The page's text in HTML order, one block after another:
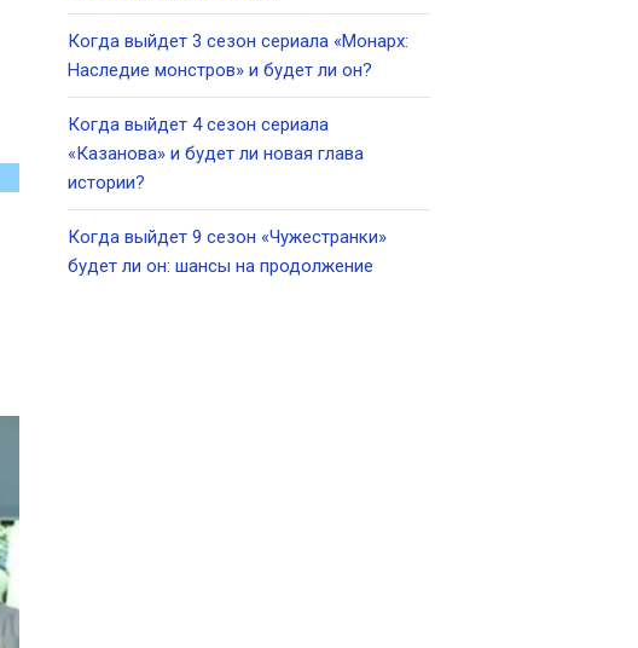
Когда выйдет 3 сезон сериала «Монарх:
Наследие монстров» и будет ли он?
Когда выйдет 4 сезон сериала
«Казанова» и будет ли новая глава
истории?
Когда выйдет 9 сезон «Чужестранки»
будет ли он: шансы на продолжение